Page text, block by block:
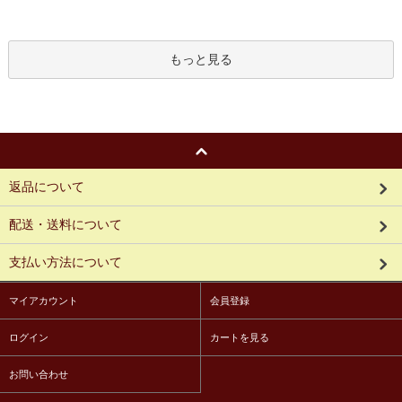
もっと見る
返品について
配送・送料について
支払い方法について
マイアカウント 会員登録
ログイン カートを見る
お問い合わせ